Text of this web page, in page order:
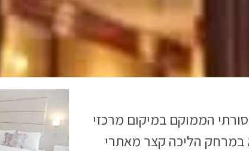
הממוקם במיקום מרכזי
במרחק הליכה קצר מאתרי